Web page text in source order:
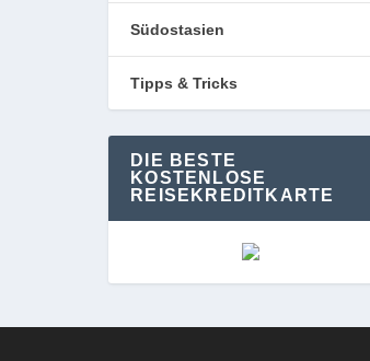
Südostasien
Tipps & Tricks
DIE BESTE
KOSTENLOSE
REISEKREDITKARTE